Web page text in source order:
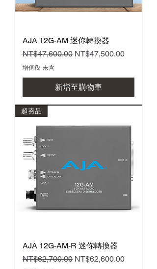
AJA 12G-AM 迷你轉換器
一般價格
NT$47,600.00 促銷價格
NT$47,500.00
增值税 未含
新增至購物車
超夯品
AJA 12G-AM-R 迷你轉換器
一般價格
NT$62,700.00 促銷價格
NT$62,600.00